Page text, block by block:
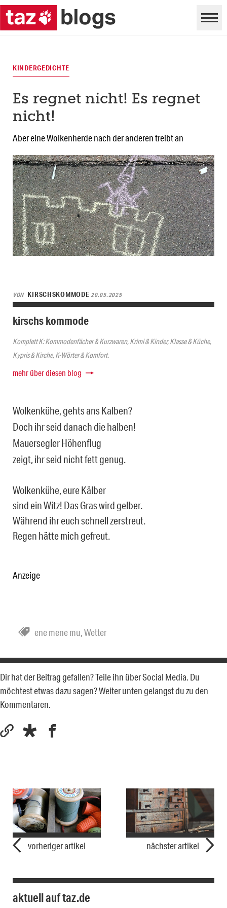
KINDERGEDICHTE
Es regnet nicht! Es regnet
nicht!
Aber eine Wolkenherde nach der anderen treibt an
VON KIRSCHSKOMMODE20.05.2025
kirschs kommode
Komplett K: Kommodenfächer & Kurzwaren, Krimi & Kinder, Klasse & Küche,
Kypris & Kirche, K-Wörter & Komfort.
mehr über diesen blog
Wolkenkühe, gehts ans Kalben?
Doch ihr seid danach die halben!
Mauersegler Höhenflug
zeigt, ihr seid nicht fett genug.
Wolkenkühe, eure Kälber
sind ein Witz! Das Gras wird gelber.
Während ihr euch schnell zerstreut.
Regen hätte mich gefreut.
Anzeige
ene mene mu,Wetter
Dir hat der Beitrag gefallen? Teile ihn über Social Media. Du
möchtest etwas dazu sagen? Weiter unten gelangst du zu den
Kommentaren.
vorheriger artikel nächster artikel
aktuell auf taz.de